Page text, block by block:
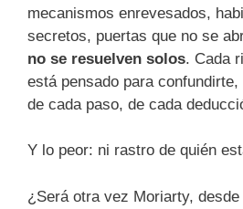
mecanismos enrevesados,
secretos, puertas que no se
no se resuelven solos. Cada
está pensado para
de cada paso, de cada
Y lo peor: ni rastro de quién
¿Será otra vez Moriarty,